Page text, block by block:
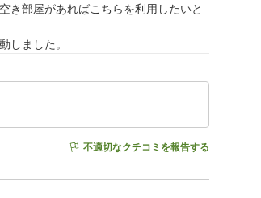
き部屋があればこちらを利用したいと
しました。
不適切なクチコミを報告する